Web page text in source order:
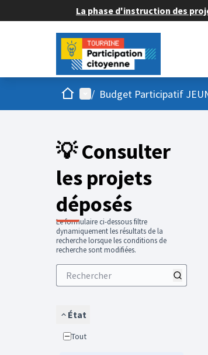
La phase d'instruction des
AccueilMenu principal
/ Budget Participatif
💡 Consulter
les projets
déposés
Le formulaire ci-dessous filtre
dynamiquement les résultats de la
recherche lorsque les conditions de
recherche sont modifiées.
État
Tout